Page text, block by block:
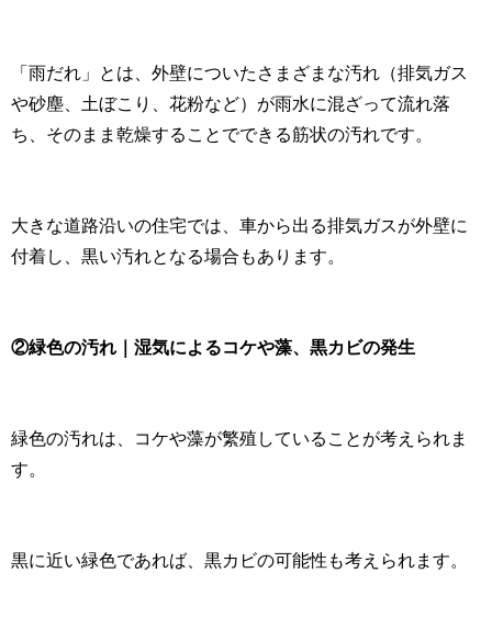
「雨だれ」とは、外壁についたさまざまな汚れ（排気ガス
や砂塵、土ぼこり、花粉など）が雨水に混ざって流れ落
ち、そのまま乾燥することでできる筋状の汚れです。
大きな道路沿いの住宅では、車から出る排気ガスが外壁に
付着し、黒い汚れとなる場合もあります。
②緑色の汚れ｜湿気によるコケや藻、黒カビの発生
緑色の汚れは、コケや藻が繁殖していることが考えられま
す。
黒に近い緑色であれば、黒カビの可能性も考えられます。